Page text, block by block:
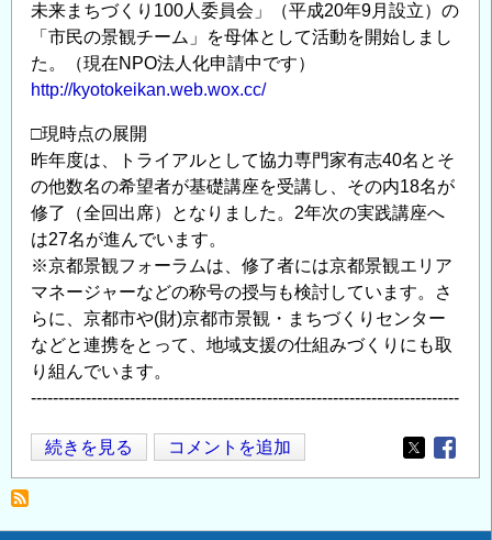
未来まちづくり100人委員会」（平成20年9月設立）の
「市民の景観チーム」を母体として活動を開始しまし
た。（現在NPO法人化申請中です）
http://kyotokeikan.web.wox.cc/
□現時点の展開
昨年度は、トライアルとして協力専門家有志40名とそ
の他数名の希望者が基礎講座を受講し、その内18名が
修了（全回出席）となりました。2年次の実践講座へ
は27名が進んでいます。
※京都景観フォーラムは、修了者には京都景観エリア
マネージャーなどの称号の授与も検討しています。さ
らに、京都市や(財)京都市景観・まちづくりセンター
などと連携をとって、地域支援の仕組みづくりにも取
り組んでいます。
------------------------------------------------------------------------------
『平
成
年
続きを見る コメントを追加
Opens in